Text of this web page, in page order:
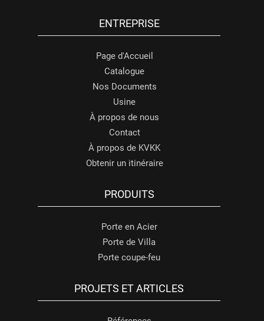
ENTREPRISE
Page d'Accueil
Catalogue
Nos Documents
Usine
À propos de nous
Contact
À propos de KVKK
Obtenir un itinéraire
PRODUITS
Porte en Acier
Porte de Villa
Porte coupe-feu
PROJETS ET ARTICLES